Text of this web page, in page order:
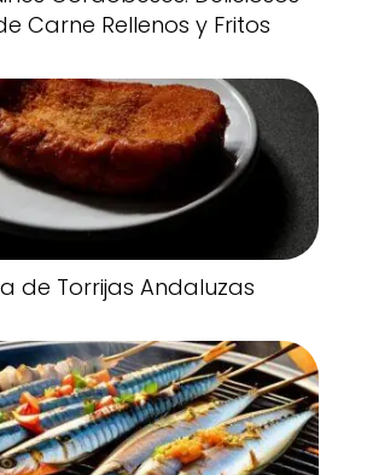
Carne Rellenos y Fritos
de Torrijas Andaluzas